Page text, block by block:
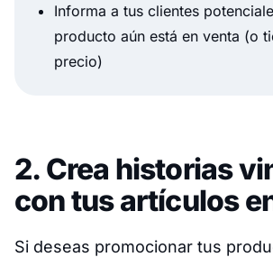
Informa a tus clientes
producto aún está en venta (o
precio)
2. Crea historias
con tus artículos
Si deseas promocionar tus